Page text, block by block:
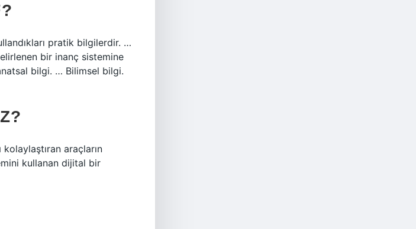
pratik bilgilerdir. …
bir inanç sistemine
bilgi. … Bilimsel bilgi.
araçların
kullanan dijital bir